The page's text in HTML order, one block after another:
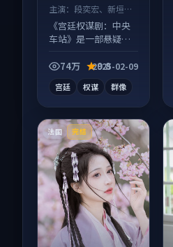
主演： 段奕宏、新垣结
衣 等
《宫廷权谋剧：中央
车站》是一部悬疑向
蛋别错过，字幕区常
74万 9.8
2025-02-09
宫廷 权谋 群像
法国 完结